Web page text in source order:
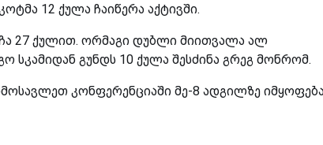
12 ქულა ჩაიწერა აქტივში.
27 ქულით. ორმაგი დუბლი მიითვალა ალ
სკამიდან გუნდს 10 ქულა შესძინა გრეგ მონრომ.
კონფერენციაში მე-8 ადგილზე